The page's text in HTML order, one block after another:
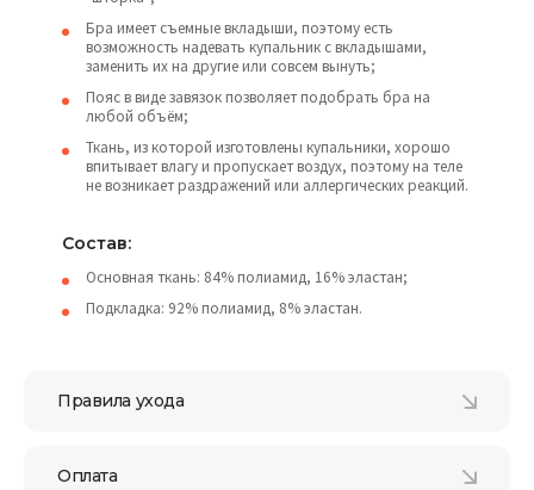
Бра имеет съемные вкладыши, поэтому есть
возможность надевать купальник с вкладышами,
заменить их на другие или совсем вынуть;
Пояс в виде завязок позволяет подобрать бра на
любой объём;
Ткань, из которой изготовлены купальники, хорошо
впитывает влагу и пропускает воздух, поэтому на теле
не возникает раздражений или аллергических реакций.
Состав:
Основная ткань: 84% полиамид, 16% эластан;
Подкладка: 92% полиамид, 8% эластан.
Правила ухода
Оплата